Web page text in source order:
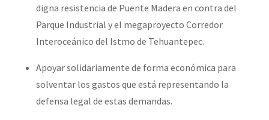
digna resistencia de Puente Madera en contra del
Parque Industrial y el megaproyecto Corredor
Interoceánico del Istmo de Tehuantepec.
Apoyar solidariamente de forma económica para
solventar los gastos que está representando la
defensa legal de estas demandas.